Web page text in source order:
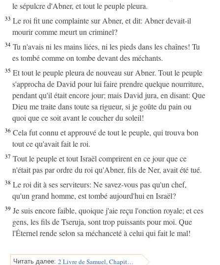
le sépulcre d'Abner, et tout le peuple pleura.
33 Le roi fit une complainte sur Abner, et dit: Abner devait-il
mourir comme meurt un criminel?
34 Tu n'avais ni les mains liées, ni les pieds dans les chaînes! Tu
es tombé comme on tombe devant des méchants.
35 Et tout le peuple pleura de nouveau sur Abner. Tout le peuple
s'approcha de David pour lui faire prendre quelque nourriture,
pendant qu'il était encore jour; mais David jura, en disant: Que
Dieu me traite dans toute sa rigueur, si je goûte du pain ou
quoi que ce soit avant le coucher du soleil!
36 Cela fut connu et approuvé de tout le peuple, qui trouva bon
tout ce qu'avait fait le roi.
37 Tout le peuple et tout Israël comprirent en ce jour que ce
n'était pas par ordre du roi qu'Abner, fils de Ner, avait été tué.
38 Le roi dit à ses serviteurs: Ne savez-vous pas qu'un chef,
qu'un grand homme, est tombé aujourd'hui en Israël?
39 Je suis encore faible, quoique j'aie reçu l'onction royale; et ces
gens, les fils de Tseruja, sont trop puissants pour moi. Que
l'Éternel rende selon sa méchanceté à celui qui fait le mal!
Читать далее: 2 Livre de Samuel, Chapitre 4